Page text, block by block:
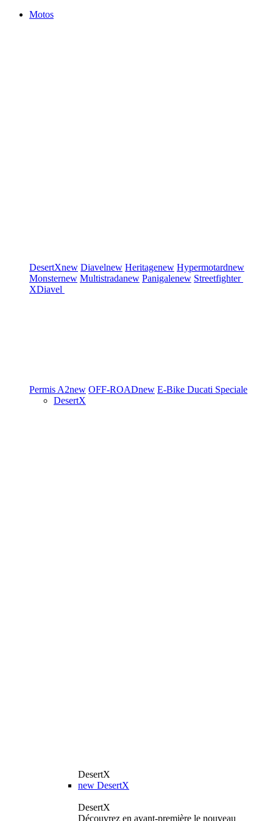
Motos
DesertXnew Diavelnew Heritagenew Hypermotardnew
Monsternew Multistradanew Panigalenew Streetfighter
XDiavel
Permis A2new OFF-ROADnew E-Bike Ducati Speciale
DesertX
DesertX
new DesertX
DesertX
Découvrez en avant-première le nouveau